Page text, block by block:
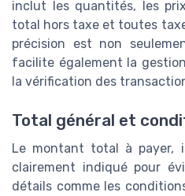
inclut les quantités, les
total hors taxe et toutes
précision est non
facilite également la
la vérification des
Total général et
Le montant total à payer,
clairement indiqué pour
détails comme les